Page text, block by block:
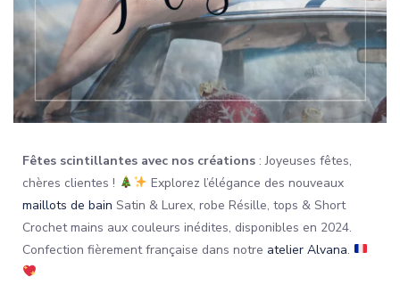
Fêtes scintillantes avec nos créations : Joyeuses fêtes,
chères clientes !
Explorez l’élégance des nouveaux
maillots de bain Satin & Lurex, robe Résille, tops & Short
Crochet mains aux couleurs inédites, disponibles en 2024.
Confection fièrement française dans notre atelier Alvana.